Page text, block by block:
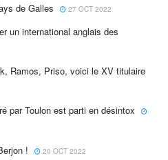
de Galles 27 OCT 2022
un international anglais des
Ramos, Priso, voici le XV titulaire
par Toulon est parti en désintox
! 20 OCT 2022